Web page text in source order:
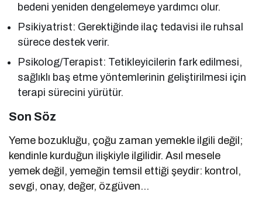
bedeni yeniden dengelemeye yardımcı olur.
Psikiyatrist: Gerektiğinde ilaç tedavisi ile ruhsal
sürece destek verir.
Psikolog/Terapist: Tetikleyicilerin fark edilmesi,
sağlıklı baş etme yöntemlerinin geliştirilmesi için
terapi sürecini yürütür.
Son Söz
Yeme bozukluğu, çoğu zaman yemekle ilgili değil;
kendinle kurduğun ilişkiyle ilgilidir. Asıl mesele
yemek değil, yemeğin temsil ettiği şeydir: kontrol,
sevgi, onay, değer, özgüven…